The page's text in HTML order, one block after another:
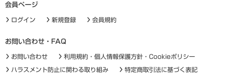
会員ページ
ログイン 新規登録 会員規約
お問い合わせ・FAQ
お問い合わせ 利用規約・個人情報保護方針・Cookieポリシー
ハラスメント防止に関わる取り組み 特定商取引法に基づく表記